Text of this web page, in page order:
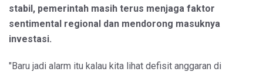
stabil, pemerintah masih terus menjaga faktor
sentimental regional dan mendorong masuknya
investasi.
"Baru jadi alarm itu kalau kita lihat defisit anggaran di